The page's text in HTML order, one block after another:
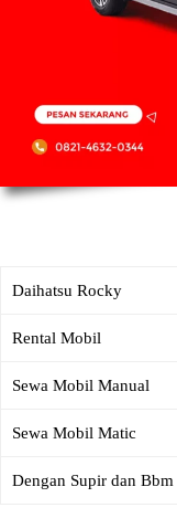
Daihatsu Rocky
Rental Mobil
Sewa Mobil Manual
Sewa Mobil Matic
Dengan Supir dan Bbm